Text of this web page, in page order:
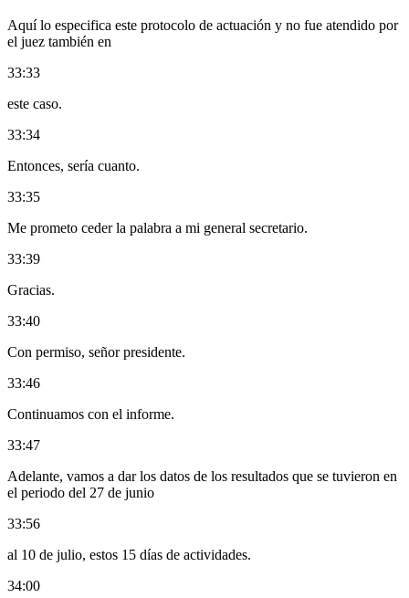
Aquí lo especifica este protocolo de actuación y no fue atendido por
el juez también en
33:33
este caso.
33:34
Entonces, sería cuanto.
33:35
Me prometo ceder la palabra a mi general secretario.
33:39
Gracias.
33:40
Con permiso, señor presidente.
33:46
Continuamos con el informe.
33:47
Adelante, vamos a dar los datos de los resultados que se tuvieron en
el periodo del 27 de junio
33:56
al 10 de julio, estos 15 días de actividades.
34:00